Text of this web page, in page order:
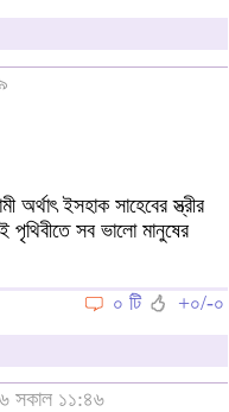
ইসহাক সাহেবের স্ত্রীর
পৃথিবীতে সব ভালো মানুষের
০ টি
+০/-০
সকাল ১১:৪৬